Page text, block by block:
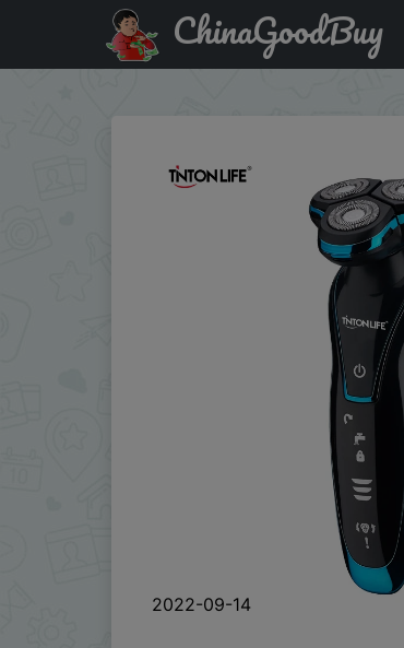
Акція на S3000 Electric Shaver Wireless Use
ChinaGoodBuy
2022-09-14